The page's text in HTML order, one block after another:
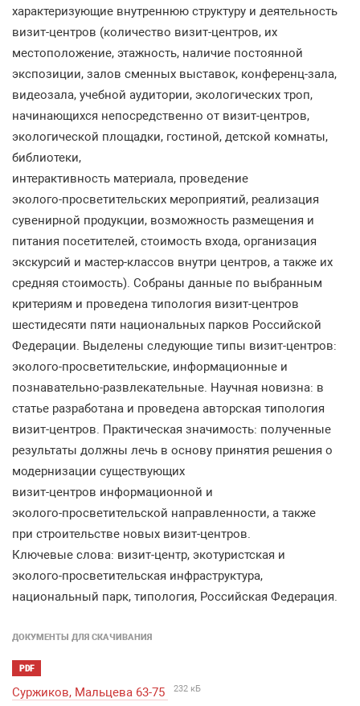
характеризующие внутреннюю структуру и деятельность
визит-центров (количество визит-центров, их
местоположение, этажность, наличие постоянной
экспозиции, залов сменных выставок, конференц-зала,
видеозала, учебной аудитории, экологических троп,
начинающихся непосредственно от визит-центров,
экологической площадки, гостиной, детской комнаты,
библиотеки,
интерактивность материала, проведение
эколого-просветительских мероприятий, реализация
сувенирной продукции, возможность размещения и
питания посетителей, стоимость входа, организация
экскурсий и мастер-классов внутри центров, а также их
средняя стоимость). Собраны данные по выбранным
критериям и проведена типология визит-центров
шестидесяти пяти национальных парков Российской
Федерации. Выделены следующие типы визит-центров:
эколого-просветительские, информационные и
познавательно-развлекательные. Научная новизна: в
статье разработана и проведена авторская типология
визит-центров. Практическая значимость: полученные
результаты должны лечь в основу принятия решения о
модернизации существующих
визит-центров информационной и
эколого-просветительской направленности, а также
при строительстве новых визит-центров.
Ключевые слова: визит-центр, экотуристская и
эколого-просветительская инфраструктура,
национальный парк, типология, Российская Федерация.
ДОКУМЕНТЫ ДЛЯ СКАЧИВАНИЯ
PDF
Суржиков, Мальцева 63-75 232 кБ